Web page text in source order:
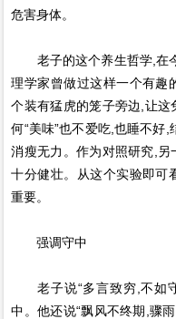
危害身体。
老子的这个养生哲学,在
理学家曾做过这样一个有趣
个装有猛虎的笼子旁边,让
何“美味”也不爱吃,也睡不好,
消瘦无力。作为对照研究,
十分健壮。从这个实验即可
重要。
强调守中
老子说“多言致穷,不如守
中。他还说“飘风不终期,骤